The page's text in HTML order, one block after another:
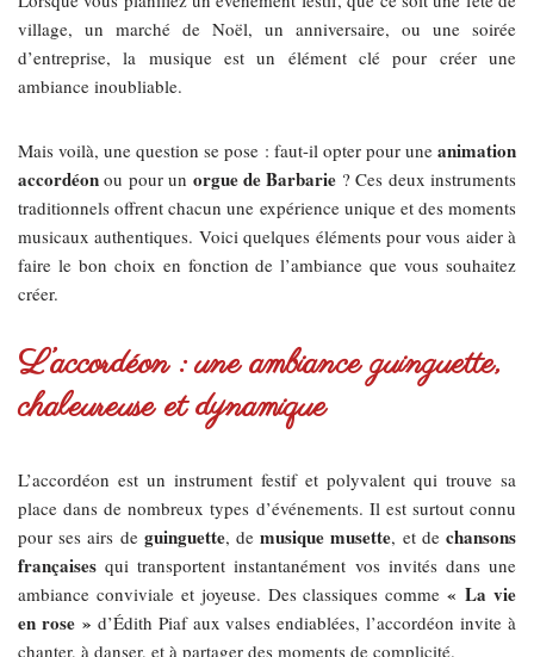
village, un marché de Noël, un anniversaire, ou une soirée
d’entreprise, la musique est un élément clé pour créer une
ambiance inoubliable.
Mais voilà, une question se pose : faut-il opter pour une animation
accordéon ou pour un orgue de Barbarie ? Ces deux instruments
traditionnels offrent chacun une expérience unique et des moments
musicaux authentiques. Voici quelques éléments pour vous aider à
faire le bon choix en fonction de l’ambiance que vous souhaitez
créer.
L’accordéon : une ambiance guinguette,
chaleureuse et dynamique
L’accordéon est un instrument festif et polyvalent qui trouve sa
place dans de nombreux types d’événements. Il est surtout connu
pour ses airs de guinguette, demusique musette, et dechansons
françaises qui transportent instantanément vos invités dans une
ambiance conviviale et joyeuse. Des classiques comme« La vie
en rose » d’Édith Piaf aux valses endiablées, l’accordéon invite à
chanter, à danser, et à partager des moments de complicité.